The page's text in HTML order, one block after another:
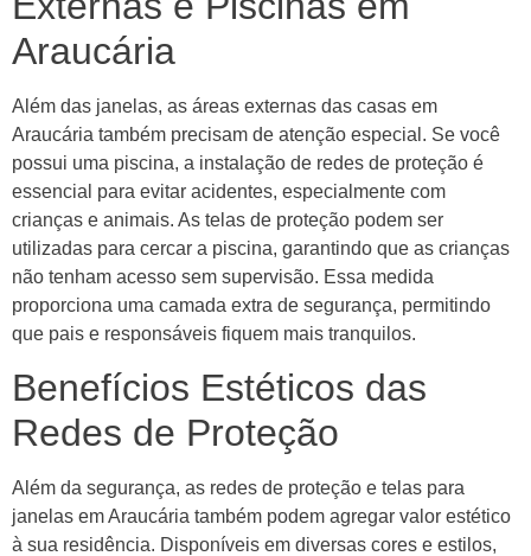
Araucária
Além das janelas, as áreas externas das casas em
Araucária também precisam de atenção especial. Se você
possui uma piscina, a instalação de redes de proteção é
essencial para evitar acidentes, especialmente com
crianças e animais. As telas de proteção podem ser
utilizadas para cercar a piscina, garantindo que as crianças
não tenham acesso sem supervisão. Essa medida
proporciona uma camada extra de segurança, permitindo
que pais e responsáveis fiquem mais tranquilos.
Benefícios Estéticos das
Redes de Proteção
Além da segurança, as redes de proteção e telas para
janelas em Araucária também podem agregar valor estético
à sua residência. Disponíveis em diversas cores e estilos,